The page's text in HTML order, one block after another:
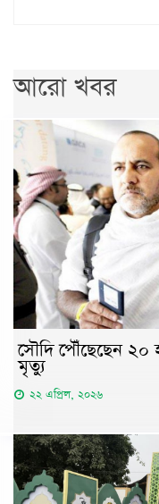
আরো খবর
সৌদি পৌঁছেছেন ২০
মৃত্যু
২২ এপ্রিল, ২০২৬